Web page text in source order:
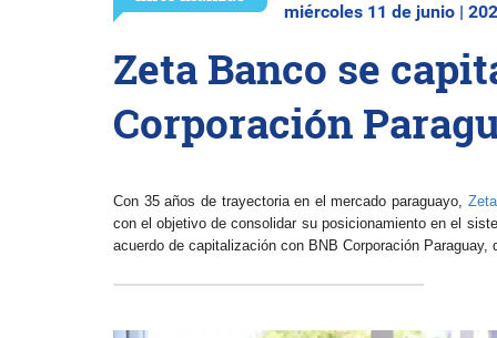
miércoles 11 de junio |
Zeta Banco se
Corporación
Con 35 años de trayectoria en el mercado paraguayo,
con el objetivo de consolidar su posicionamiento en el
acuerdo de capitalización con BNB Corporación